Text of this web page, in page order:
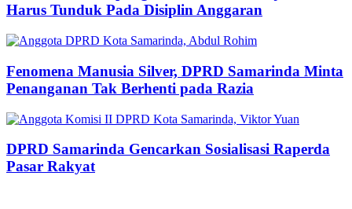
Harus Tunduk Pada Disiplin Anggaran
Fenomena Manusia Silver, DPRD Samarinda Minta
Penanganan Tak Berhenti pada Razia
DPRD Samarinda Gencarkan Sosialisasi Raperda
Pasar Rakyat